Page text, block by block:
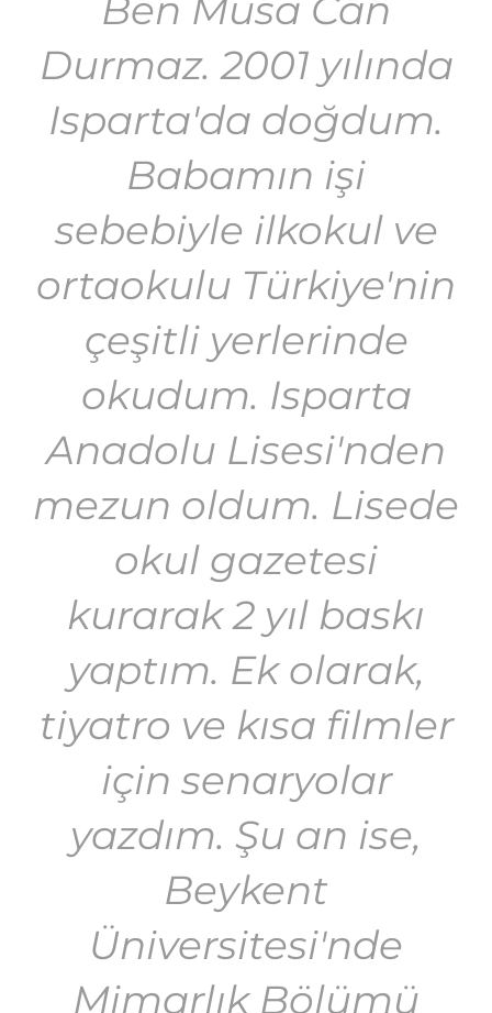
Ben Musa Can
Durmaz. 2001 yılında
Isparta'da doğdum.
Babamın işi
sebebiyle ilkokul ve
ortaokulu Türkiye'nin
çeşitli yerlerinde
okudum. Isparta
Anadolu Lisesi'nden
mezun oldum. Lisede
okul gazetesi
kurarak 2 yıl baskı
yaptım. Ek olarak,
tiyatro ve kısa filmler
için senaryolar
yazdım. Şu an ise,
Beykent
Üniversitesi'nde
Mimarlık Bölümü